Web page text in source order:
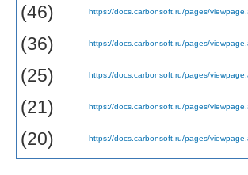
(46) https://docs.carbonsoft.ru/pages/
(36) https://docs.carbonsoft.ru/pages/
(25) https://docs.carbonsoft.ru/pages/
(21) https://docs.carbonsoft.ru/pages/
(20) https://docs.carbonsoft.ru/pages/